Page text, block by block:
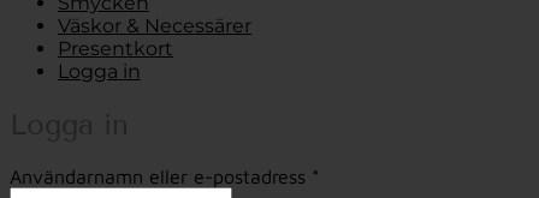
Väskor & Necessärer
Presentkort
Logga in
Användarnamn eller e-postadress *